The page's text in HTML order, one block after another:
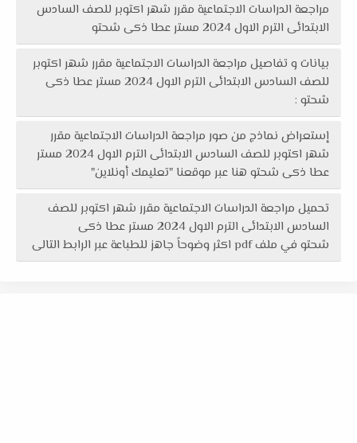
مراجعة الدراسات الاجتماعية مقرر شهر اكتوبر للصف السادس
الابتدائى الترم الاول 2024 مستر عطا ذكى شحتو
بيانات و تفاصيل مراجعة الدراسات الاجتماعية مقرر شهر اكتوبر
للصف السادس الابتدائى الترم الاول 2024 مستر عطا ذكى
شحتو :
إستعراض نماذج من صور مراجعة الدراسات الاجتماعية مقرر
شهر اكتوبر للصف السادس الابتدائى الترم الاول 2024 مستر
عطا ذكى شحتو هنا عبر موقعنا "تعليمك أونلاين"
تحميل مراجعة الدراسات الاجتماعية مقرر شهر اكتوبر للصف
السادس الابتدائى الترم الاول 2024 مستر عطا ذكى
شحتو في ملف pdf اكثر وضوحاً جاهز للطباعة عبر الرابط التالى